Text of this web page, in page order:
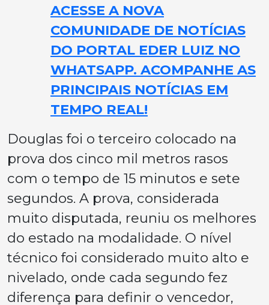
ACESSE A NOVA
COMUNIDADE DE NOTÍCIAS
DO PORTAL EDER LUIZ NO
WHATSAPP. ACOMPANHE AS
PRINCIPAIS NOTÍCIAS EM
TEMPO REAL!
Douglas foi o terceiro colocado na
prova dos cinco mil metros rasos
com o tempo de 15 minutos e sete
segundos. A prova, considerada
muito disputada, reuniu os melhores
do estado na modalidade. O nível
técnico foi considerado muito alto e
nivelado, onde cada segundo fez
diferença para definir o vencedor,